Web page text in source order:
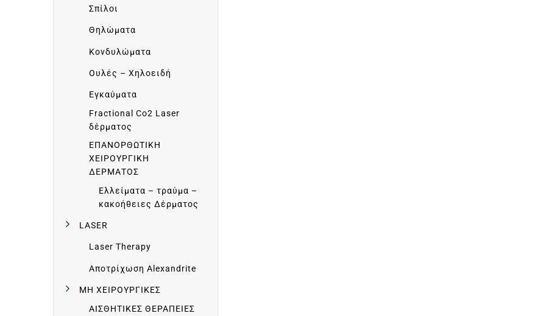
Σπίλοι
Θηλώματα
Κονδυλώματα
Ουλές – Χηλοειδή
Εγκαύματα
Fractional Co2 Laser
δέρματος
ΕΠΑΝΟΡΘΩΤΙΚΗ
ΧΕΙΡΟΥΡΓΙΚΗ
ΔΕΡΜΑΤΟΣ
Ελλείματα – τραύμα –
κακοήθειες Δέρματος
LASER
Laser Therapy
Αποτρίχωση Alexandrite
ΜΗ ΧΕΙΡΟΥΡΓΙΚΕΣ
ΑΙΣΘΗΤΙΚΕΣ ΘΕΡΑΠΕΙΕΣ